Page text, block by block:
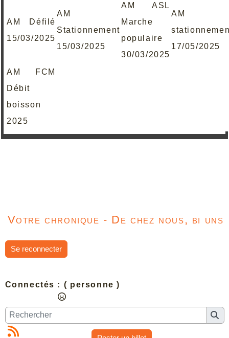
AM Défilé
15/03/2025
AM
Stationnement
15/03/2025
AM ASL
Marche
populaire
30/03/2025
AM
17/05/2025
AM FCM
Débit
boisson
2025
Votre chronique - De chez nous, bi uns
Se reconnecter
Connectés : ( personne )